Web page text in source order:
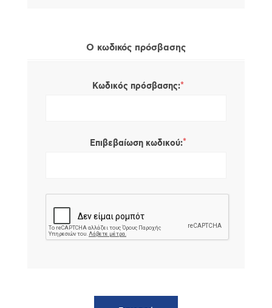
Ο κωδικός πρόσβασης
Κωδικός πρόσβασης:*
Επιβεβαίωση κωδικού:*